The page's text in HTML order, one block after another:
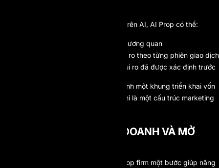
Khi kết hợp với phân tích rủi ro dựa trên AI, AI Prop có thể:
Phân tích mức độ phơi nhiễm tương quan
Đánh giá mức độ tập trung rủi ro theo từng phiên giao dịch
Phát hiện sai lệch khỏi hồ sơ rủi ro đã được xác định trước
Điều này biến mô hình một bước thành một khung triển khai vốn
được tối ưu hóa theo rủi ro thay vì chỉ là một cấu trúc marketing
TÍNH BỀN VỮNG KINH DOANH VÀ MỞ
Từ góc nhìn kiến trúc kinh doanh, prop firm một bước giúp nâng